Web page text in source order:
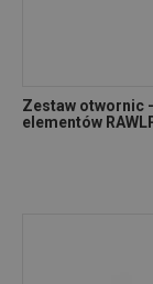
Zestaw otwornic
elementów